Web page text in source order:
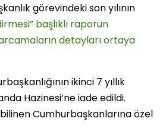
görevindeki son yılının
başlıklı raporun
detayları ortaya
ikinci 7 yıllık
Hazinesi’ne iade edildi.
Cumhurbaşkanlarına özel
1..2..3.. Perde! Karşınızda
İrlanda’nın ilk Türkçe